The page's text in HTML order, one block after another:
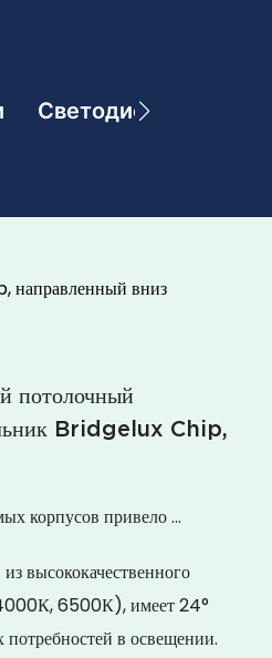
Светодиодные
направленный вниз
потолочный
Bridgelux Chip,
корпусов привело ...
высококачественного
4000К, 6500К), имеет 24°
потребностей в освещении.